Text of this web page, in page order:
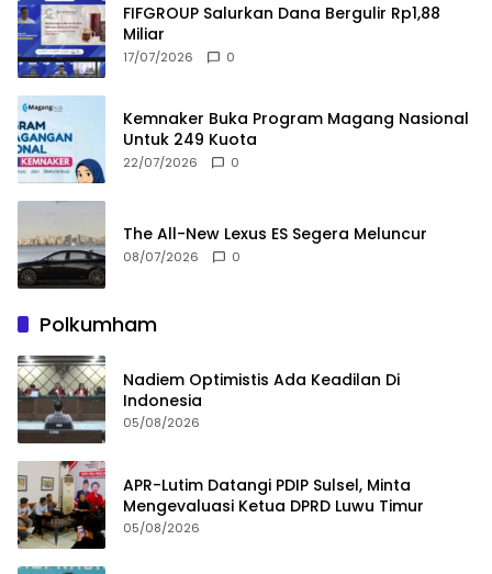
FIFGROUP Salurkan Dana Bergulir Rp1,88
Miliar
17/07/2026 0
Kemnaker Buka Program Magang Nasional
Untuk 249 Kuota
22/07/2026 0
The All-New Lexus ES Segera Meluncur
08/07/2026 0
Polkumham
Nadiem Optimistis Ada Keadilan Di
Indonesia
05/08/2026
APR-Lutim Datangi PDIP Sulsel, Minta
Mengevaluasi Ketua DPRD Luwu Timur
05/08/2026